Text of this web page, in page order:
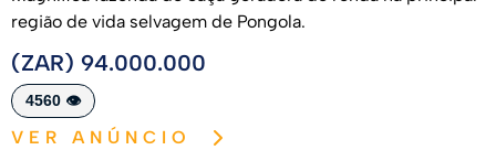
região de vida selvagem de Pongola.
(ZAR) 94.000.000
4560 👁️
VER ANÚNCIO